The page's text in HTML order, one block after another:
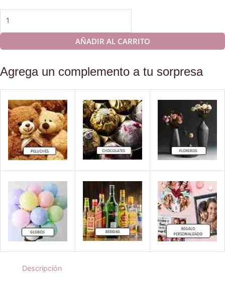
Globos
Burbuja
Te
cantidad
AÑADIR AL CARRITO
Agrega un complemento a tu sorpresa
Descripción